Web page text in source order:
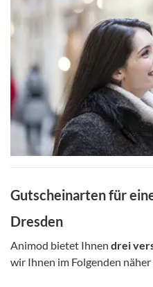
Gutscheinarten für
Dresden
Animod bietet Ihnen drei
wir Ihnen im Folgenden